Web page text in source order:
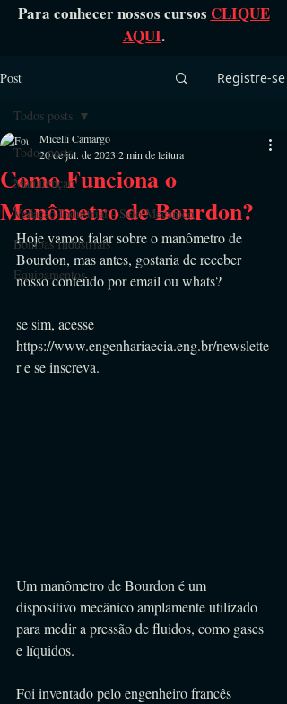
Para conhecer nossos cursos CLIQUE
AQUI.
Post Registre-se
Todos posts
Manutenção
Vedação Industrial - Selo Mecânico
Bombas Industriais
Equipamentos
Todos posts
Como Funciona o
Manômetro de Bourdon?
Micelli Camargo
20 de jul. de 2023 2 min de leitura
Hoje vamos falar sobre o manômetro de
Bourdon, mas antes, gostaria de receber
nosso conteúdo por email ou whats?
se sim, acesse
https://www.engenhariaecia.eng.br/newslette
r e se inscreva.
Um manômetro de Bourdon é um
dispositivo mecânico amplamente utilizado
para medir a pressão de fluidos, como gases
e líquidos.
Foi inventado pelo engenheiro francês